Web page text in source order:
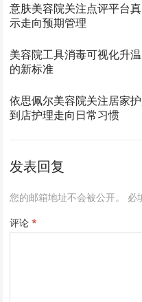
意肤美容院关注点评平台
示走向预期管理
美容院工具消毒可视化升
的新标准
依思佩尔美容院关注居家
到店护理走向日常习惯
发表回复
您的邮箱地址不会被公开。 必
评论*